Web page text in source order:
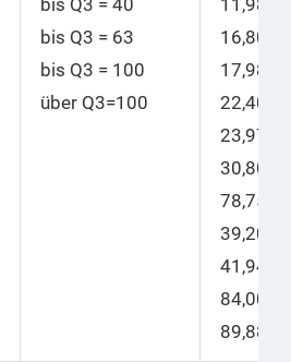
bis Q3 = 40
bis Q3 = 63
bis Q3 = 100
über Q3=100
11,98
16,80 |
17,98
22,40 |
23,97
30,80 |
78,75
39,20 |
41,94
84,00 |
89,88